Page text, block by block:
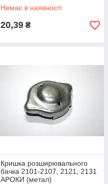
Немає в наявності
20,39 ₴
Кришка розширювального
бачка 2101-2107, 2121, 2131
АРОКИ (метал)